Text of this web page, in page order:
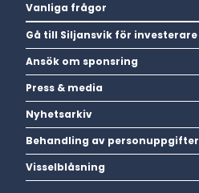
Vanliga frågor
Gå till Siljansvik för investerare
Ansök om sponsring
Press & media
Nyhetsarkiv
Behandling av personuppgifter
Visselblåsning